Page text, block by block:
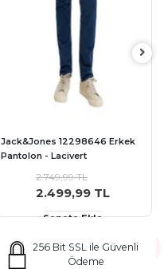
Jack&Jones 12298646 Erkek
Pantolon - Lacivert
2.749,99 TL
2.499,99 TL
Sepete Ekle
256 Bit SSL ile Güvenli
Ödeme